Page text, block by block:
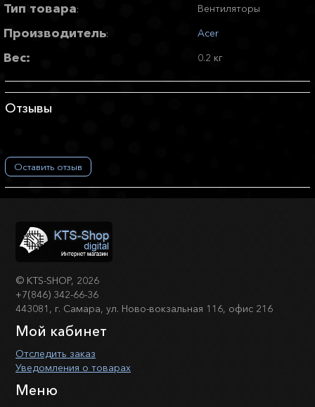
Тип товара: Вентиляторы
Производитель: Acer
Вес: 0.2 кг
Отзывы
Оставить отзыв
© KTS-SHOP, 2026
+7(846) 342-66-36
443081, г. Самара, ул. Ново-вокзальная 116, офис 216
Мой кабинет
Отследить заказ
Уведомления о товарах
Меню